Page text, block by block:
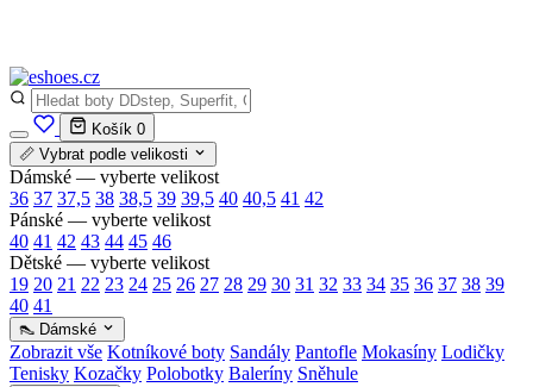
Košík 0
📏 Vybrat podle velikosti
Dámské — vyberte velikost
36 37 37,5 38 38,5 39 39,5 40 40,5 41 42
Pánské — vyberte velikost
40 41 42 43 44 45 46
Dětské — vyberte velikost
19 20 21 22 23 24 25 26 27 28 29 30 31 32 33 34 35 36 37 38 39
40 41
👠 Dámské
Zobrazit vše Kotníkové boty Sandály Pantofle Mokasíny Lodičky
Tenisky Kozačky Polobotky Baleríny Sněhule